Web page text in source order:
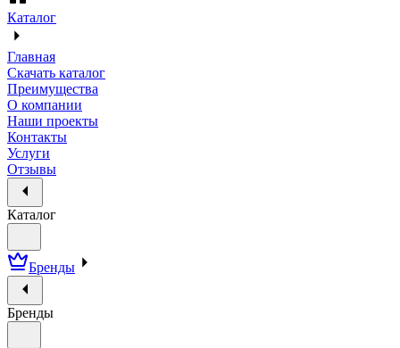
Каталог
Главная
Скачать каталог
Преимущества
О компании
Наши проекты
Контакты
Услуги
Отзывы
Каталог
Бренды
Бренды